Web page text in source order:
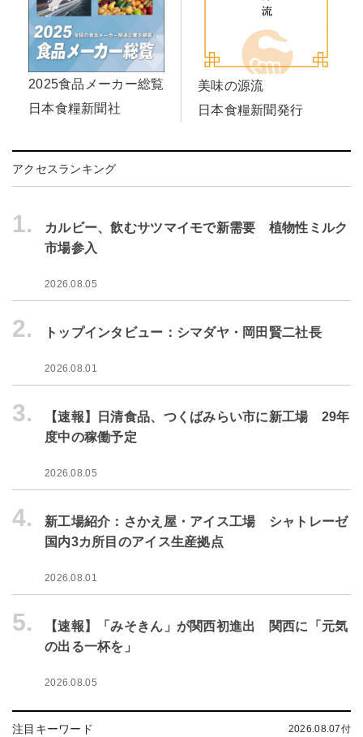
2025食品メーカー総覧
日本食糧新聞社
美味の源流
日本食糧新聞発行
アクセスランキング
1.
カルビー、飲むサツマイモで新需要 植物性ミルク
市場参入
2026.08.05
2. トップインタビュー：シマダヤ・岡田賢二社長
2026.08.01
3.
【速報】日清食品、つくばみらい市に新工場 29年
度中の稼働予定
2026.08.05
4.
新工場紹介：さかえ屋・アイス工場 シャトレーゼ
国内3カ所目のアイス生産拠点
2026.08.01
5.
【速報】「みそきん」が関西初進出 関西に「元気
の出る一杯を」
2026.08.05
注目キーワード 2026.08.07付